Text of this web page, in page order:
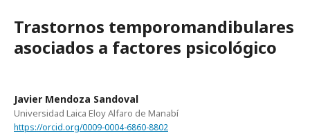
Trastornos temporomandibulares
asociados a factores psicológico
Javier Mendoza Sandoval
Universidad Laica Eloy Alfaro de Manabí
https://orcid.org/0009-0004-6860-8802